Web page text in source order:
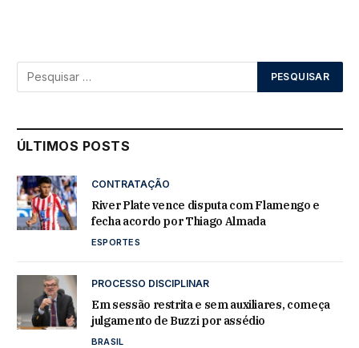
ÚLTIMOS POSTS
CONTRATAÇÃO
River Plate vence disputa com Flamengo e
fecha acordo por Thiago Almada
ESPORTES
PROCESSO DISCIPLINAR
Em sessão restrita e sem auxiliares, começa
julgamento de Buzzi por assédio
BRASIL